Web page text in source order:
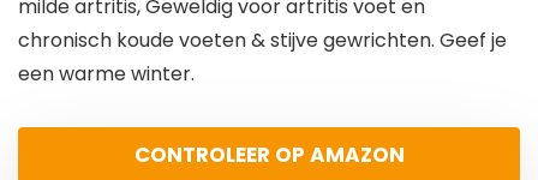
milde artritis, Geweldig voor artritis voet en
chronisch koude voeten & stijve gewrichten. Geef je
een warme winter.
CONTROLEER OP AMAZON